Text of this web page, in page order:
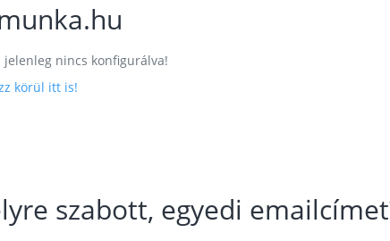
nincs konfigurálva!
körül itt is!
szabott, egyedi